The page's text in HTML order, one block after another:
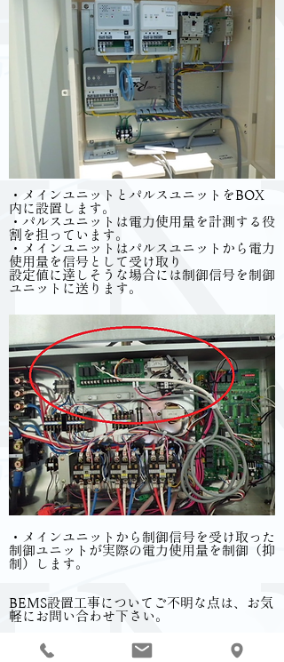
・メインユニットとパルスユニットをBOX
内に設置します。
・パルスユニットは電力使用量を計測する役
割を担っています。
・メインユニットはパルスユニットから電力
使用量を信号として受け取り
​設定値に達しそうな場合には制御信号を制御
ユニットに送ります。
・メインユニットから制御信号を受け取った
制御ユニットが実際の電力使用量を制御（抑
制）します。
BEMS設置工事についてご不明な点は、お気
軽にお問い合わせ下さい。